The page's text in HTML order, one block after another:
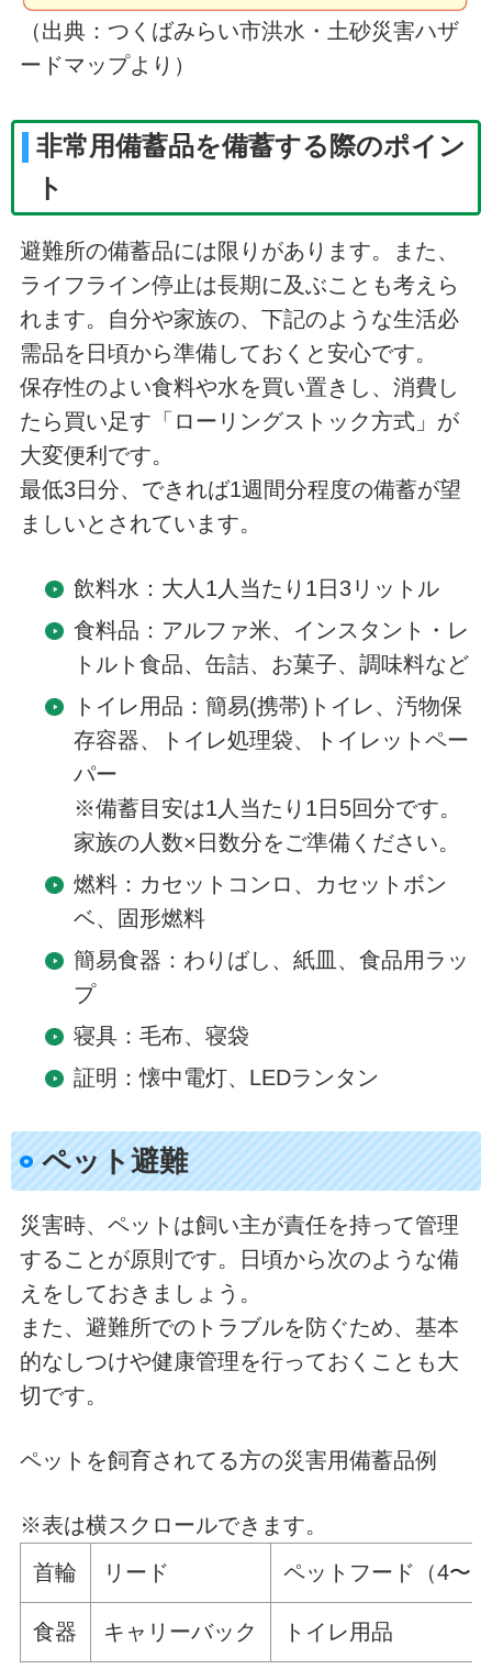
（出典：つくばみらい市洪水・土砂災害ハザ
ードマップより）
非常用備蓄品を備蓄する際のポイン
ト
避難所の備蓄品には限りがあります。また、
ライフライン停止は長期に及ぶことも考えら
れます。自分や家族の、下記のような生活必
需品を日頃から準備しておくと安心です。
保存性のよい食料や水を買い置きし、消費し
たら買い足す「ローリングストック方式」が
大変便利です。
最低3日分、できれば1週間分程度の備蓄が望
ましいとされています。
飲料水：大人1人当たり1日3リットル
食料品：アルファ米、インスタント・レ
トルト食品、缶詰、お菓子、調味料など
トイレ用品：簡易(携帯)トイレ、汚物保
存容器、トイレ処理袋、トイレットペー
パー
※備蓄目安は1人当たり1日5回分です。
家族の人数×日数分をご準備ください。
燃料：カセットコンロ、カセットボン
ベ、固形燃料
簡易食器：わりばし、紙皿、食品用ラッ
プ
寝具：毛布、寝袋
証明：懐中電灯、LEDランタン
ペット避難
災害時、ペットは飼い主が責任を持って管理
することが原則です。日頃から次のような備
えをしておきましょう。
また、避難所でのトラブルを防ぐため、基本
的なしつけや健康管理を行っておくことも大
切です。
ペットを飼育されてる方の災害用備蓄品例
※表は横スクロールできます。
首輪
リード ペットフード（4〜5
食器 キャリーバック トイレ用品